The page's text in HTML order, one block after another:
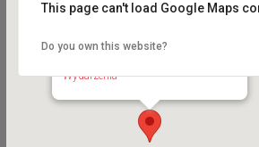
Miejski Ośrodek Kultury w Pionkach
Wydarzenia
This page can't load Google Maps
Do you own this website?